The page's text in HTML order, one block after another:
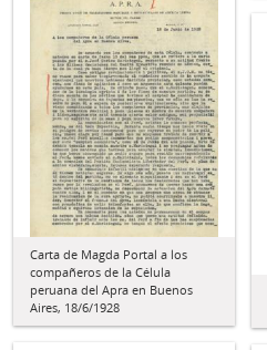
Carta de Magda Portal a los
compañeros de la Célula
peruana del Apra en Buenos
Aires, 18/6/1928